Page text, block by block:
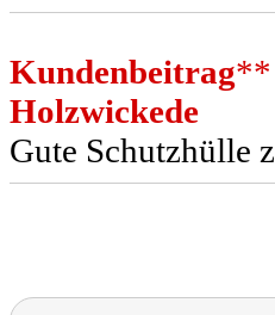
Kundenbeitrag**
Holzwickede
Gute Schutzhülle